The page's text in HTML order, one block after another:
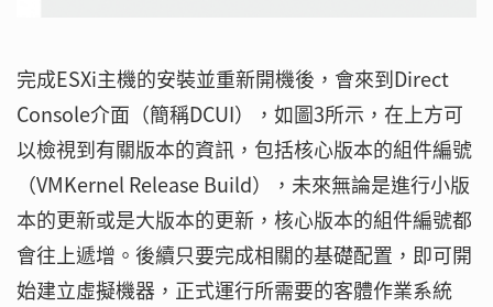
完成ESXi主機的安裝並重新開機後，會來到Direct
Console介面（簡稱DCUI），如圖3所示，在上方可
以檢視到有關版本的資訊，包括核心版本的組件編號
（VMKernel Release Build），未來無論是進行小版
本的更新或是大版本的更新，核心版本的組件編號都
會往上遞增。後續只要完成相關的基礎配置，即可開
始建立虛擬機器，正式運行所需要的客體作業系統